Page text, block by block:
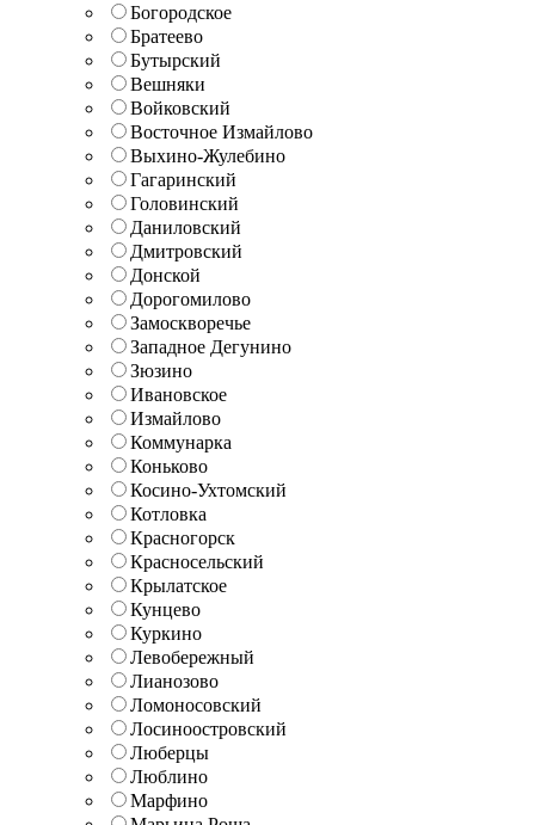
Богородское
Братеево
Бутырский
Вешняки
Войковский
Восточное Измайлово
Выхино-Жулебино
Гагаринский
Головинский
Даниловский
Дмитровский
Донской
Дорогомилово
Замоскворечье
Западное Дегунино
Зюзино
Ивановское
Измайлово
Коммунарка
Коньково
Косино-Ухтомский
Котловка
Красногорск
Красносельский
Крылатское
Кунцево
Куркино
Левобережный
Лианозово
Ломоносовский
Лосиноостровский
Люберцы
Люблино
Марфино